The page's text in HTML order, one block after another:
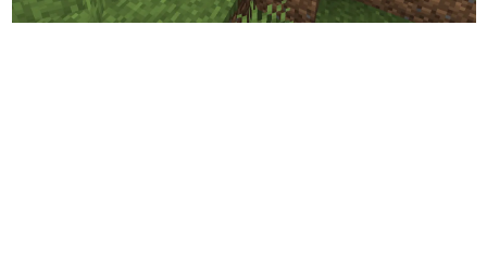
なんでゲームは面白い？